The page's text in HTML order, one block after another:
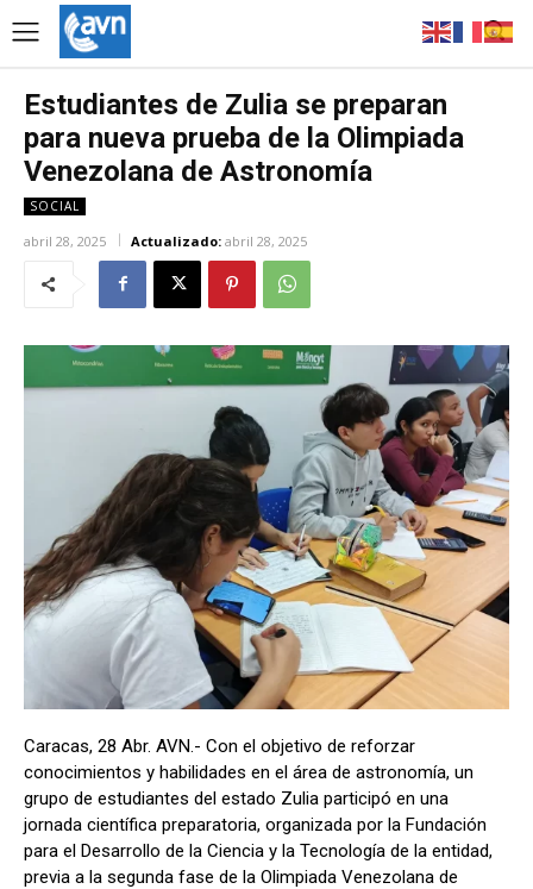
Estudiantes de Zulia se preparan
para nueva prueba de la Olimpiada
Venezolana de Astronomía
SOCIAL
abril 28, 2025 Actualizado: abril 28, 2025
Caracas, 28 Abr. AVN.- Con el objetivo de reforzar
conocimientos y habilidades en el área de astronomía, un
grupo de estudiantes del estado Zulia participó en una
jornada científica preparatoria, organizada por la Fundación
para el Desarrollo de la Ciencia y la Tecnología de la entidad,
previa a la segunda fase de la Olimpiada Venezolana de